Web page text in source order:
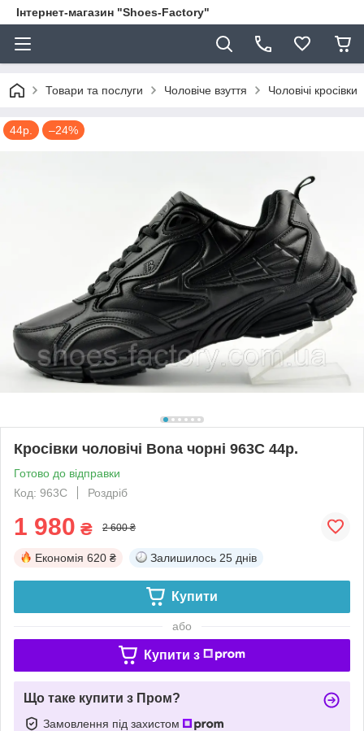
Інтернет-магазин "Shoes-Factory"
Товари та послуги Чоловіче взуття Чоловічі кросівки
44р. –24%
Кросівки чоловічі Bona чорні 963C 44р.
Готово до відправки
Код: 963C
Роздріб
1 980 ₴ 2 600 ₴
Економія 620 ₴ Залишилось 25 днів
Купити
або
Купити з
Що таке купити з Пром?
Замовлення під захистом